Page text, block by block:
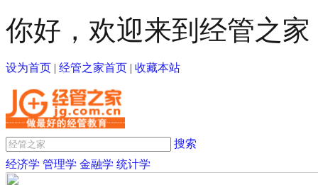
你好，欢迎来到经管之家
设为首页 | 经管之家首页 | 收藏本站
搜索
经济学 管理学 金融学 统计学